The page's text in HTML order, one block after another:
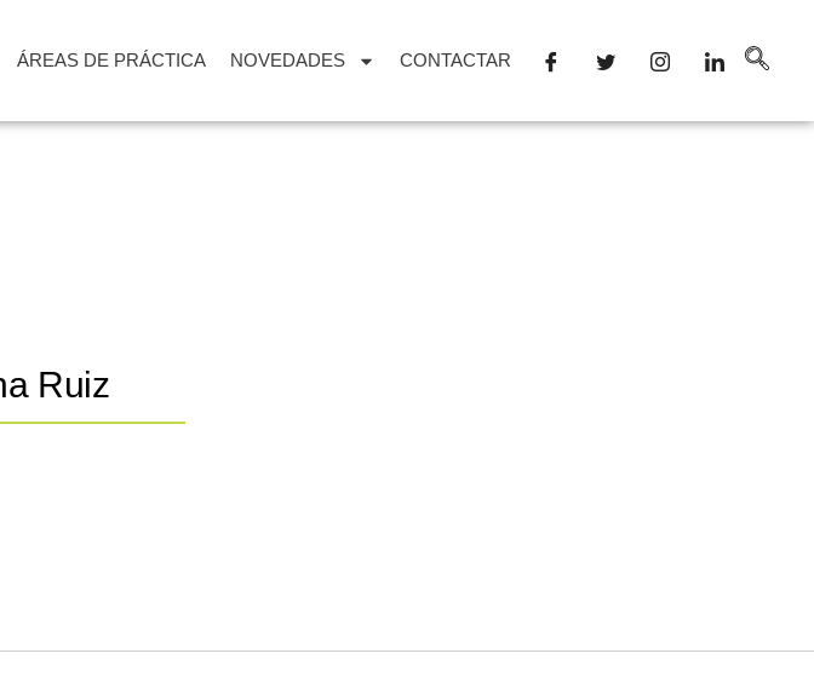
ÁREAS DE PRÁCTICA NOVEDADES CONTACTAR
Ruiz